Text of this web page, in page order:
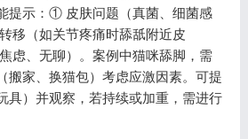
提示：① 皮肤问题（真菌、细菌感
移（如关节疼痛时舔舐附近皮
虑、无聊）。案例中猫咪舔脚，需
搬家、换猫包）考虑应激因素。可提
具）并观察，若持续或加重，需进行